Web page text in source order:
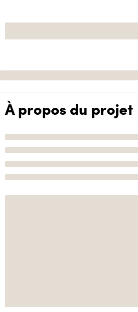
À propos du projet